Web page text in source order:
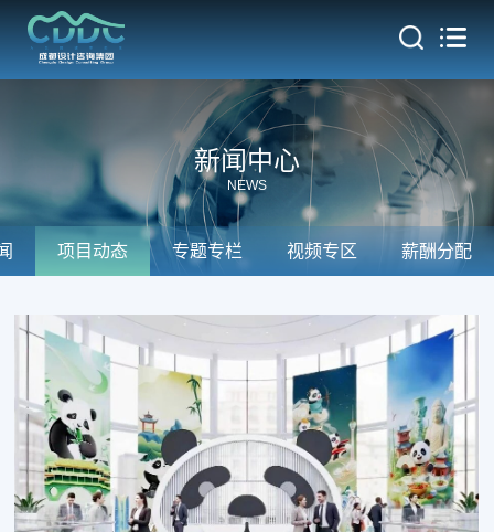
新闻中心
NEWS
项目动态 专题专栏 视频专区 薪酬分配